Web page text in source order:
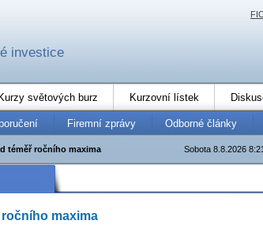
investice
Kurzy světových burz Kurzovní lístek
Firemní zprávy Odborné články
Sobota 8.8.2026 8:21
téměř ročního maxima
maxima